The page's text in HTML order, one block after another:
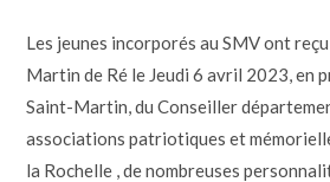
Les jeunes incorporés au SMV ont
Martin de Ré le Jeudi 6 avril 2023, en
Saint-Martin, du Conseiller
associations patriotiques et
la Rochelle , de nombreuses